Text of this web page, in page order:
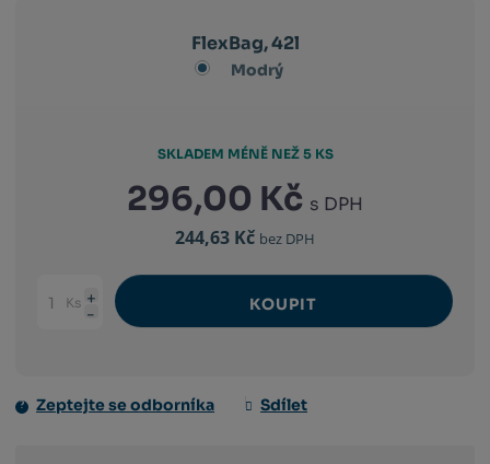
FlexBag, 42l
Modrý
296,00 Kč s DPH
244,63 Kč bez DPH
SKLADEM MÉNĚ NEŽ 5 KS
Změnit
Navýšit
Snížit
Ks KOUPIT
Zeptejte se odborníka Sdílet